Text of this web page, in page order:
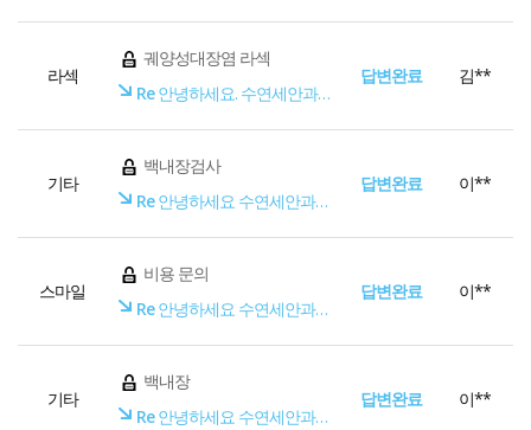
라섹
궤양성대장염 라섹
Re안녕하세요. 수연세안과입니다.
답변완료 김**
기타
백내장검사
Re안녕하세요 수연세안과입니다.
답변완료 이**
스마일
비용 문의
Re안녕하세요 수연세안과입니다.
답변완료 이**
기타
백내장
Re안녕하세요 수연세안과입니다.
답변완료 이**